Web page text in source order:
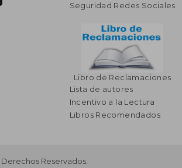
Seguridad Redes Sociales
Libro de Reclamaciones
Lista de autores
Incentivo a la Lectura
Libros Recomendados
Derechos Reservados.